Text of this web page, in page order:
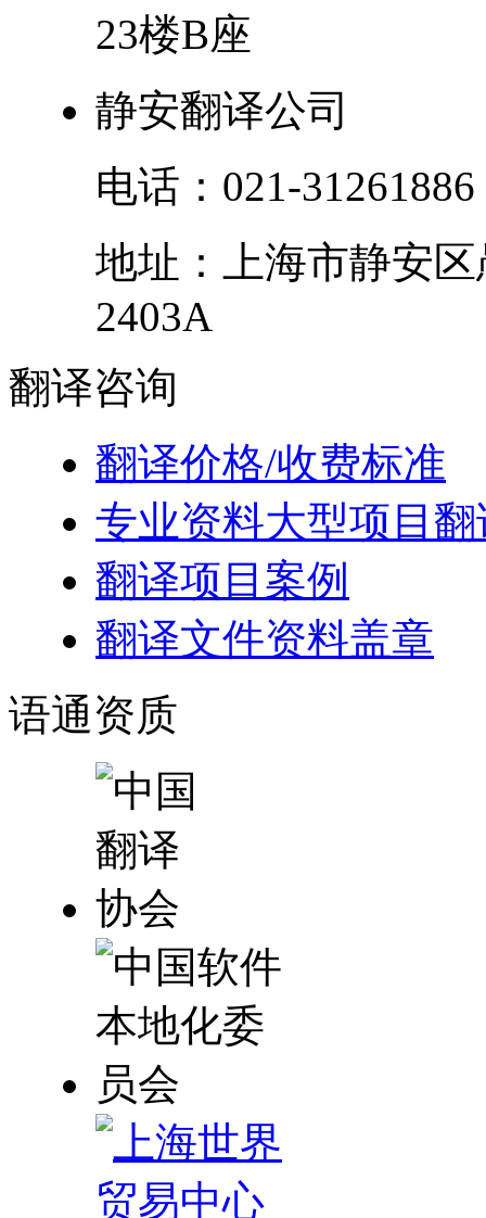
23楼B座
静安翻译公司
电话： 021-31261886
地址：
上海市静安区
2403A
翻译咨询
翻译价格/收费标准
专业资料大型项目翻
翻译项目案例
翻译文件资料盖章
语通资质